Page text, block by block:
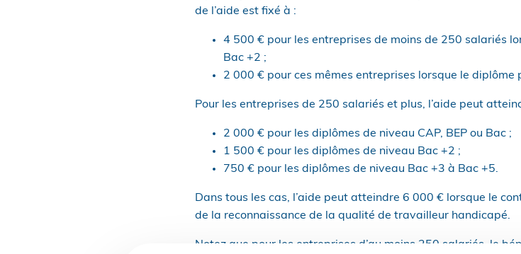
de l’aide est fixé à :
4 500 € pour les entreprises de moins de 250 salariés
Bac +2 ;
2 000 € pour ces mêmes entreprises lorsque le
Pour les entreprises de 250 salariés et plus, l’aide peut
2 000 € pour les diplômes de niveau CAP, BEP ou Bac ;
1 500 € pour les diplômes de niveau Bac +2 ;
750 € pour les diplômes de niveau Bac +3 à Bac +5.
Dans tous les cas, l’aide peut atteindre 6 000 € lorsque le
de la reconnaissance de la qualité de travailleur handicapé.
Notez que pour les entreprises d’au moins 250 salariés, le